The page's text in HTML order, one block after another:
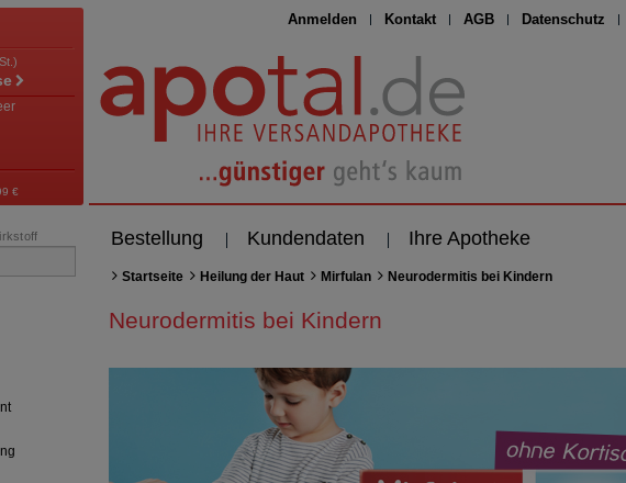
Anmelden Kontakt AGB Datenschutz
€
Bestellung Kundendaten Ihre Apotheke
Startseite Heilung der Haut Mirfulan Neurodermitis bei Kindern
Neurodermitis bei Kindern